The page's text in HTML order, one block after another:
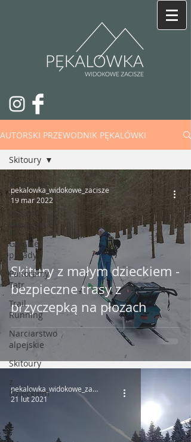
AUTORSKI PRZEWODNIK PĘKALÓWKI
Wszystkie
posty
Piesze
wycieczki
Górskie
porady
Panoramy
Tatr
Trail
Running
Narciarstwo
alpejskie
Skitoury
z
Dzieckiem
Skitoury
Skitury z małym dzieckiem -
bezpieczne trasy z
przyczepką na płozach
pekalowka_widokowe_zacisze
19 mar 2022
pekalowka_widokowe_zacisze
21 lut 2021